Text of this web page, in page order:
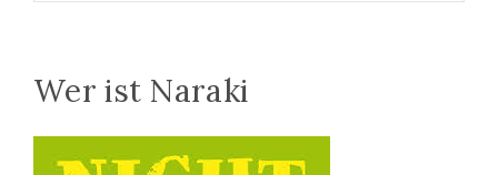
Wer ist Naraki